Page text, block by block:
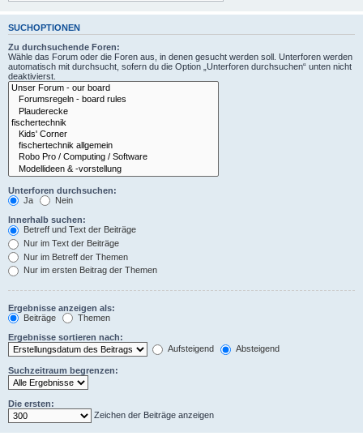
SUCHOPTIONEN
Zu durchsuchende Foren:
Wähle das Forum oder die Foren aus, in denen gesucht werden soll. Unterforen werden
automatisch mit durchsucht, sofern du die Option „Unterforen durchsuchen“ unten nicht
deaktivierst.
Unterforen durchsuchen:
Ja
Nein
Innerhalb suchen:
Betreff und Text der Beiträge
Nur im Text der Beiträge
Nur im Betreff der Themen
Nur im ersten Beitrag der Themen
Ergebnisse anzeigen als:
Beiträge
Themen
Ergebnisse sortieren nach:
Aufsteigend
Absteigend
Suchzeitraum begrenzen:
Die ersten:
Zeichen der Beiträge anzeigen